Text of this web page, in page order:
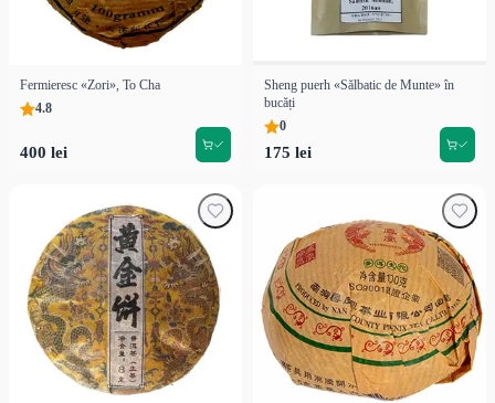
Fermieresc «Zori», To Cha
4.8
400 lei
Sheng puerh «Sălbatic de Munte» în
bucăți
0
175 lei